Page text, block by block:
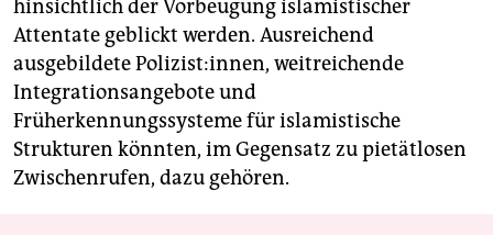
hinsichtlich der Vorbeugung islamistischer
Attentate geblickt werden. Ausreichend
ausgebildete Polizist:innen, weitreichende
Integrationsangebote und
Früherkennungssysteme für islamistische
Strukturen könnten, im Gegensatz zu pietätlosen
Zwischenrufen, dazu gehören.